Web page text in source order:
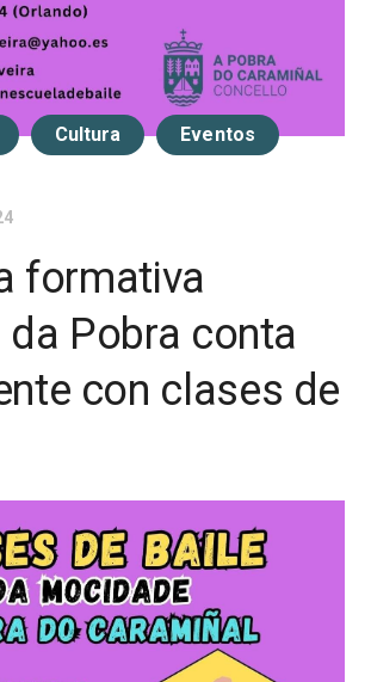
Cultura Eventos
formativa
Pobra conta
con clases de